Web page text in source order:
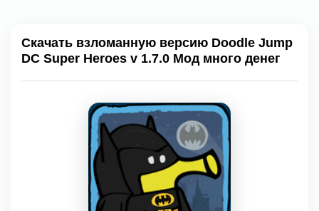
Скачать взломанную версию Doodle Jump
DC Super Heroes v 1.7.0 Мод много денег